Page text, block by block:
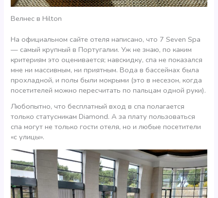
Велнес в Hilton
На официальном сайте отеля написано, что 7 Seven Spa
— самый крупный в Португалии. Уж не знаю, по каким
критериям это оценивается; навскидку, спа не показался
мне ни массивным, ни приятным. Вода в бассейнах была
прохладной, и полы были мокрыми (это в несезон, когда
посетителей можно пересчитать по пальцам одной руки).
Любопытно, что бесплатный вход в спа полагается
только статусникам Diamond. А за плату пользоваться
спа могут не только гости отеля, но и любые посетители
«с улицы».